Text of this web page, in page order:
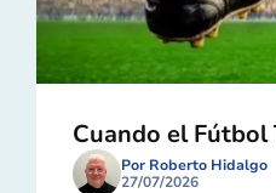
Cuando el Fútbol
Por Roberto Hidalgo
27/07/2026